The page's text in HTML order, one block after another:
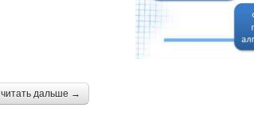
читать дальше →